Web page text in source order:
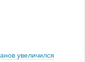
увеличился